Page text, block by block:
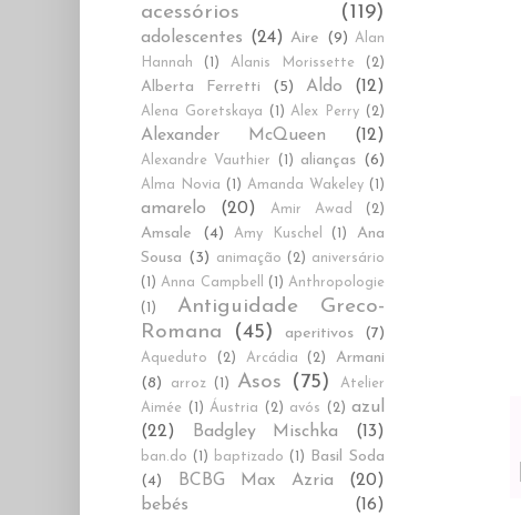
acessórios
(119)
adolescentes (24) Aire (9) Alan
Hannah
(1) Alanis Morissette (2)
Alberta Ferretti (5) Aldo (12)
Alena Goretskaya (1) Alex Perry (2)
Alexander McQueen (12)
Alexandre Vauthier (1) alianças (6)
Alma Novia (1) Amanda Wakeley (1)
amarelo (20) Amir Awad (2)
Amsale (4) Amy Kuschel (1)
Ana
Sousa (3) animação (2) aniversário
(1) Anna Campbell (1) Anthropologie
(1)
Antiguidade Greco-
Romana
(45) aperitivos (7)
Aqueduto (2) Arcádia (2)
Armani
(8)
arroz (1) Asos (75)
Atelier
Aimée
(1) Áustria (2) avós (2) azul
(22)
Badgley Mischka (13)
ban.do (1) baptizado (1)
Basil Soda
(4)
BCBG Max Azria
(20)
bebés
(16)